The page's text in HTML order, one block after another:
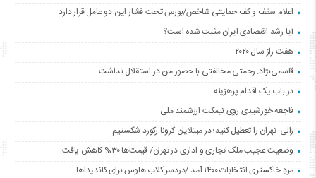
اعلام سقف و کف حمایتی شاخص/بورس تحت فشار این دو عامل قرار دارد
آیا رشد اقتصادی ایران مثبت شده است؟
هفت راز سال ۲۰۲۰
قاسمی‌نژاد: رحمتی مخالفتی با حضور من در استقلال نداشت
در باب یک اقدام پرهزینه
فاجعه خورشیدی روی نیمکت ارزشمند ملی
زالی: تهران را تعطیل کنید؛ در مبتلایان کرونا رکورد شکستیم
وضعیت عجیب ملک تجاری و اداری در تهران/ قیمت‌ها ۳۰% کاهش یافت
مردِ خاکستری انتخابات ۱۴۰۰ آمد /دردسر کلاب هاوس برای کاندیداها